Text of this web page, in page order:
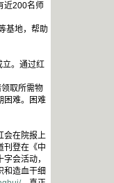
近200名师
基地，帮助
立。通过红
取所需物
困难。困难
会在院报上
刊登在《中
会活动，
和造血干细